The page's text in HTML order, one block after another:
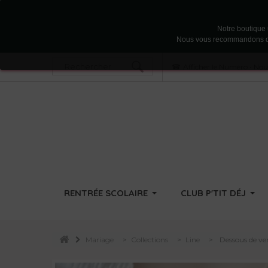
Notre
Nous vous recommandons
RENTRÉE SCOLAIRE CLUB P'TIT DÉJ
Mariage Collections Line Dessous de